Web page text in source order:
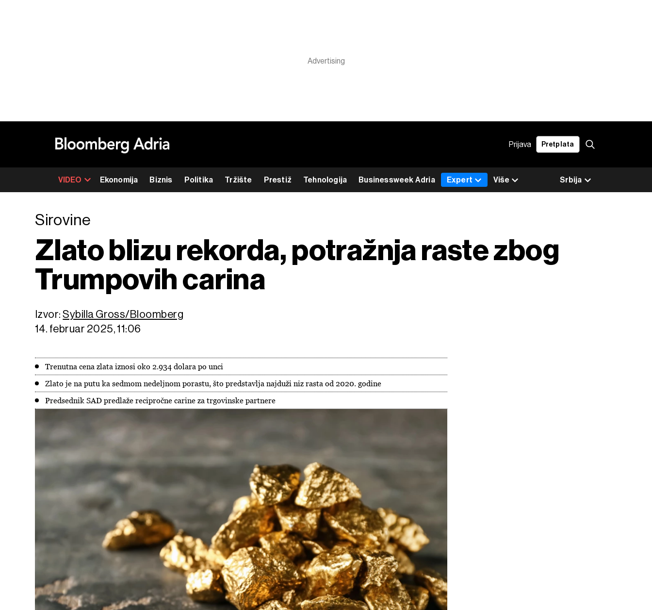
Prijava Pretplata
VIDEO Ekonomija Biznis Politika Tržište Prestiž Tehnologija Businessweek Adria Srbija
Expert Više
Sirovine
Zlato blizu rekorda, potražnja raste zbog
Trumpovih carina
Izvor:Sybilla Gross/Bloomberg
14. februar 2025, 11:06
Trenutna cena zlata iznosi oko 2.934 dolara po unci
Zlato je na putu ka sedmom nedeljnom porastu, što predstavlja najduži niz rasta od 2020. godine
Predsednik SAD predlaže recipročne carine za trgovinske partnere